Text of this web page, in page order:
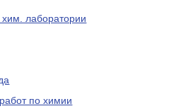
лаборатории
по химии